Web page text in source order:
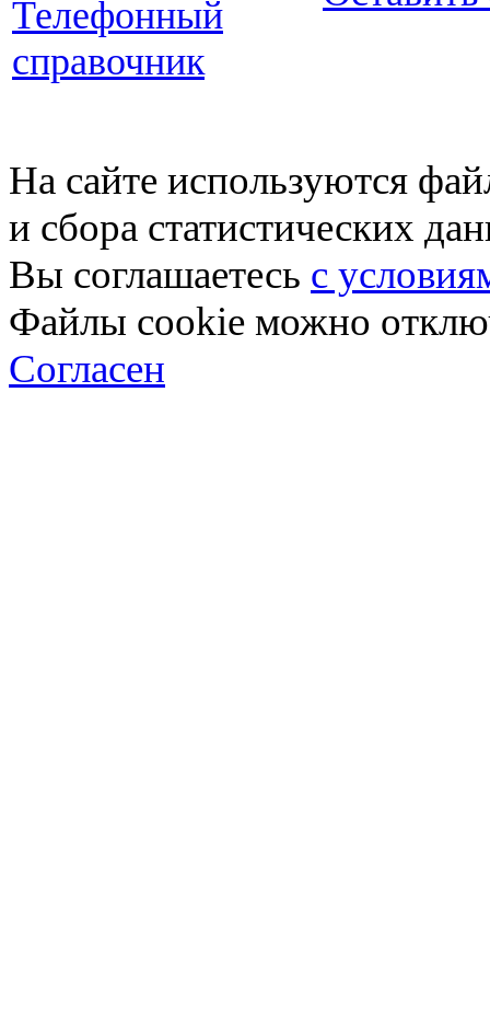
Телефонный
справочник
На сайте используются
и сбора статистических
Вы соглашаетесь с
Файлы cookie можно
Согласен